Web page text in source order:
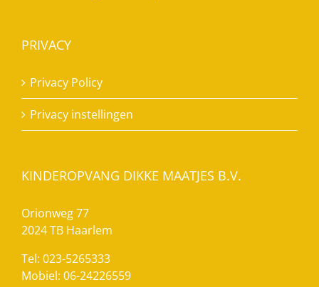
PRIVACY
Privacy Policy
Privacy instellingen
KINDEROPVANG DIKKE MAATJES B.V.
Orionweg 77
2024 TB Haarlem
Tel: 023-5265333
Mobiel: 06-24226559